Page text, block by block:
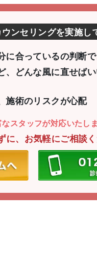
ンセリングを実施し
に合っているの判断
、どんな風に直せば
施術のリスクが心配
スタッフが対応いたし
に、お気軽にご相談